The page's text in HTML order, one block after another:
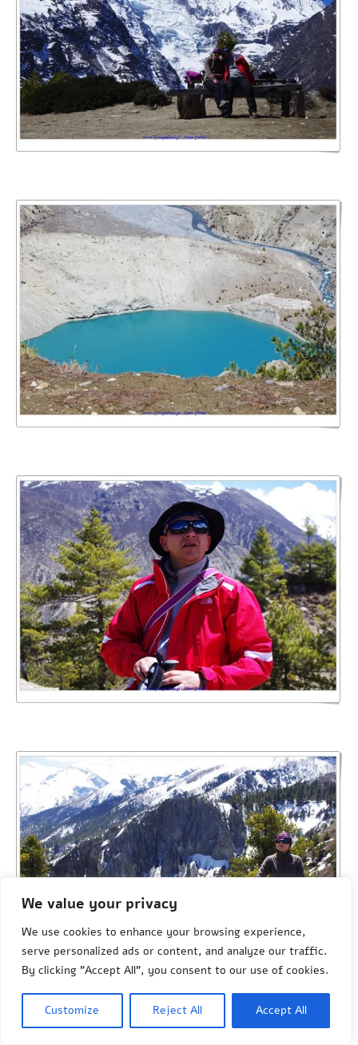
We value your privacy
We use cookies to enhance your browsing experience,
serve personalized ads or content, and analyze our traffic.
By clicking "Accept All", you consent to our use of cookies.
Customize Reject All Accept All